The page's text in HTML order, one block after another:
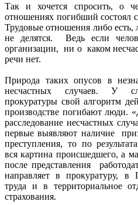
Так и хочется спросить, о
отношениях погибший состоял
Трудовые отношения либо есть,
не делятся. Ведь если
организации, ни о каком
речи нет.
Природа таких опусов в
несчастных случаев. У
прокуратуры свой алгоритм
производстве погибают люди.
расследование несчастных
первые выявляют наличие
преступления, то по
вся картина происшедшего, а
после представления
направляет в прокуратуру, в
труда и в территориальное
страхования.